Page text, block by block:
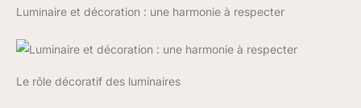
Luminaire et décoration : une harmonie à respecter
Le rôle décoratif des luminaires